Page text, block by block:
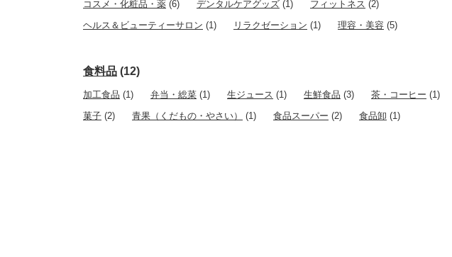
コスメ・化粧品・薬 (6) デンタルケアグッズ (1) フィットネス (2)
ヘルス＆ビューティーサロン (1) リラクゼーション (1) 理容・美容 (5)
食料品 (12)
加工食品 (1) 弁当・総菜 (1) 生ジュース (1) 生鮮食品 (3) 茶・コーヒー (1)
菓子 (2) 青果（くだもの・やさい） (1) 食品スーパー (2) 食品卸 (1)